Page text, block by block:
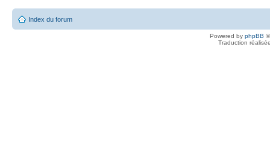
Index du forum
Powered by phpBB
Traduction